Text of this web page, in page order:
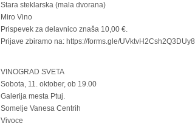
Stara steklarska (mala dvorana)
Miro Vino
Prispevek za delavnico znaša 10,00 €.
Prijave zbiramo na: https://forms.gle/UVktvH2Csh2Q3DUy8
VINOGRAD SVETA
Sobota, 11. oktober, ob 19.00
Galerija mesta Ptuj.
Somelje Vanesa Centrih
Vivoce